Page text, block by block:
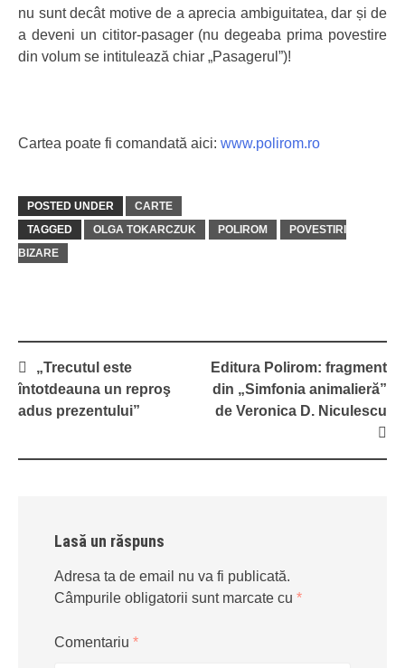
nu sunt decât motive de a aprecia ambiguitatea, dar și de
a deveni un cititor-pasager (nu degeaba prima povestire
din volum se intitulează chiar „Pasagerul”)!
Cartea poate fi comandată aici: www.polirom.ro
POSTED UNDER
CARTE
TAGGED
OLGA TOKARCZUK POLIROM
POVESTIRI
BIZARE
Post
navigation
„Trecutul este
întotdeauna un reproş
adus prezentului”
Editura Polirom: fragment
din „Simfonia animalieră”
de Veronica D. Niculescu
Lasă un răspuns
Adresa ta de email nu va fi publicată.
Câmpurile obligatorii sunt marcate cu *
Comentariu *